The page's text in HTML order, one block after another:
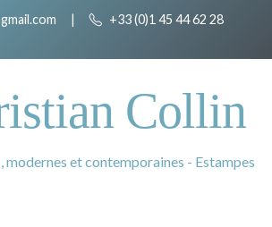
| +33 (0)1 45 44 62 28
Collin
modernes et contemporaines - Estampes